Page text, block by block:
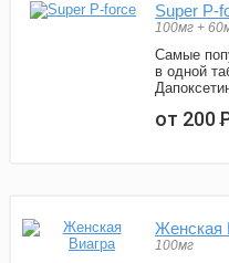
Super P-
100мг +
Самые
в одной
от 200
Женская
100мг